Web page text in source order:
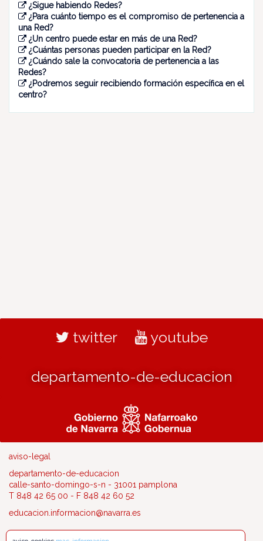
¿Sigue habiendo Redes?
¿Para cuánto tiempo es el compromiso de pertenencia a
una Red?
¿Un centro puede estar en más de una Red?
¿Cuántas personas pueden participar en la Red?
¿Cuándo sale la convocatoria de pertenencia a las
Redes?
¿Podremos seguir recibiendo formación específica en el
centro?
twitter youtube
departamento-de-educacion
aviso-legal
departamento-de-educacion
calle-santo-domingo-s-n - 31001 pamplona
T 848 42 65 00 - F 848 42 60 52
educacion.informacion@navarra.es